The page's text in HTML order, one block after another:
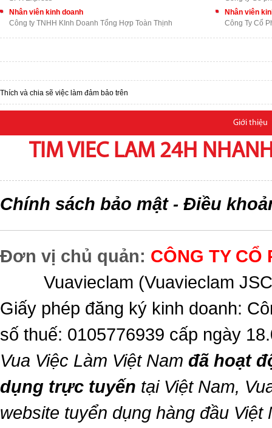
Nhân viên kinh doanh
Công ty TNHH KInh Doanh Tổng Hợp Toàn Thịnh
Nhân viên
Công Ty Cổ
Thích và chia sẽ việc làm đảm bảo trên
Giới thiệu
TIM VIEC LAM 24H
Chính sách bảo mật- Điều
Đơn vị chủ quản: CÔNG TY CỔ
Vuavieclam (Vuavieclam
Giấy phép đăng ký kinh doanh:
số thuế: 0105776939 cấp ngày
Vua Việc Làm Việt Nam đã hoạt
dụng trực tuyến tại Việt Nam,
website tuyển dụng hàng đầu Việt